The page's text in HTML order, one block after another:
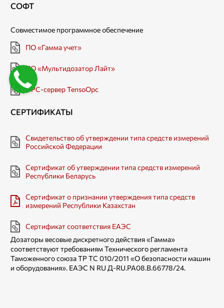
СОФТ
Совместимое программное обеспечение
ПО «Гамма учет»
ПО «Мультидозатор Лайт»
OPC-сервер TensoOpc
СЕРТИФИКАТЫ
Свидетельство об утверждении типа средств измерений
Российской Федерации
Сертификат об утверждении типа средств измерений
Республики Беларусь
Сертификат о признании утверждения типа средств
измерений Республики Казахстан
Сертификат соответствия ЕАЭС
Дозаторы весовые дискретного действия «Гамма»
соответствуют требованиям Технического регламента
Таможенного союза TP ТС 010/2011 «О безопасности машин
и оборудования». ЕАЭС N RU Д-RU.РА08.В.66778/24.